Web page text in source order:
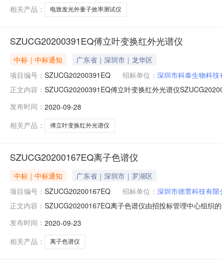
相关产品：
电致发光外量子效率测试仪
SZUCG20200391EQ傅立叶变换红外光谱仪
中标｜中标通知
广东省｜深圳市｜龙华区
项目编号： SZUCG20200391EQ 招标单位： 深圳市科泰生物科技
正文内容： SZUCG20200391EQ傅立叶变换红外光谱仪
报价（人民币/元）符合性检查结果符合性检查详情总得
发布时间： 2020-09-28
相关产品：
傅立叶变换红外光谱仪
SZUCG20200167EQ离子色谱仪
中标｜中标通知
广东省｜深圳市｜罗湖区
项目编号： SZUCG20200167EQ 招标单位： 深圳市德贯科技有限
正文内容： SZUCG20200167EQ离子色谱仪由招投标管理中心组织
总得分排序1深圳市德贯科技有限公司339500.00合格
发布时间： 2020-09-23
相关产品：
离子色谱仪